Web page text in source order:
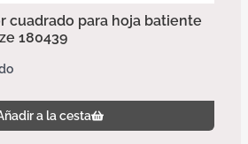
cuadrado para hoja batiente
180439
a la cesta